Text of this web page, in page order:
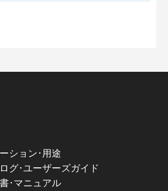
ション･用途
グ･ユーザーズガイド
･マニュアル